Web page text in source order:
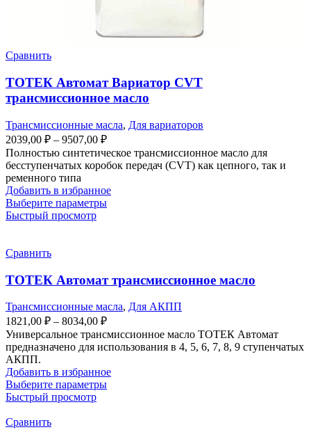
Сравнить
ТОТЕК Автомат Вариатор CVT
трансмиссионное масло
Трансмиссионные масла, Для вариаторов
2039,00 ₽ – 9507,00 ₽Диапазон
цен:
2039,00 ₽
9507,00 ₽
Полностью синтетическое трансмиссионное масло для
бесступенчатых коробок передач (CVT) как цепного, так и
ременного типа
Добавить в избранное
Выберите параметрыЭтот
можно
выбрать
на
странице
Быстрый просмотр
Сравнить
ТОТЕК Автомат трансмиссионное масло
Трансмиссионные масла, Для АКПП
1821,00 ₽ – 8034,00 ₽Диапазон
цен:
1821,00 ₽
8034,00 ₽
Универсальное трансмиссионное масло ТОТЕК Автомат
предназначено для использования в 4, 5, 6, 7, 8, 9 ступенчатых
АКПП.
Добавить в избранное
Выберите параметрыЭтот
Быстрый просмотр
Сравнить